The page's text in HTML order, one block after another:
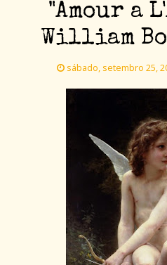
"Amour a
William
sábado, setembro 25,